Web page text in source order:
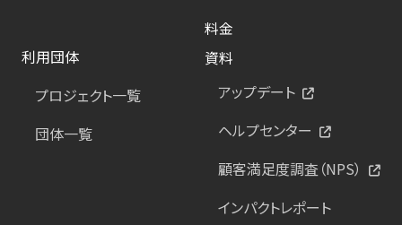
料金
利用団体
プロジェクト一覧
団体一覧
資料
アップデート
ヘルプセンター
顧客満足度調査（NPS）
インパクトレポート